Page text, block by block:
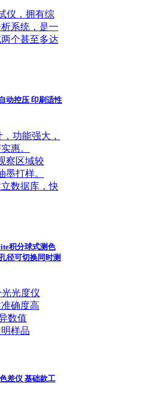
仪，拥有综
系统，是一
个甚至多达
动控压 印刷适性
功能强大，
惠。
察区域较
打样。
数据库，快
积分球式测色
径可切换同时测
光度仪
确度高
数值
样品
差仪 基础款工